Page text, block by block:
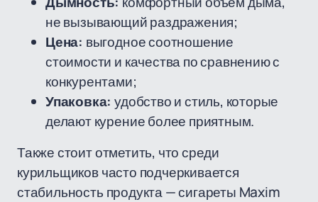
не вызывающий раздражения;
Цена: выгодное соотношение
стоимости и качества по сравнению с
конкурентами;
Упаковка: удобство и стиль, которые
делают курение более приятным.
Также стоит отметить, что среди
курильщиков часто подчеркивается
стабильность продукта — сигареты Maxim